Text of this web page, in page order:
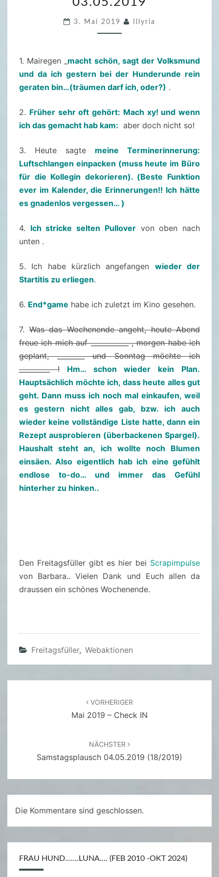
2
E
I
T
G
S
Ü
L
L
E
R
0
0
2
1
9
3. Mai 2019 Illyria
1. Mairegen _ macht schön, sagt der Volksmund
und da ich gestern bei der Hunderunde rein
geraten bin…(träumen darf ich, oder?) .
2. Früher sehr oft gehört: Mach xy! und wenn
ich das gemacht hab kam: aber doch nicht so!
3. Heute sagte meine Terminerinnerung:
Luftschlangen einpacken (muss heute im Büro
für die Kollegin dekorieren). (Beste Funktion
ever im Kalender, die Erinnerungen!! Ich hätte
es gnadenlos vergessen… )
4. Ich stricke selten Pullover von oben nach
unten .
5. Ich habe kürzlich angefangen wieder der
Startitis zu erliegen.
6. End*game habe ich zuletzt im Kino gesehen.
7.Was das Wochenende angeht, heute Abend
freue ich mich auf ___________ , morgen habe ich
geplant, ________ und Sonntag möchte ich
_________ !Hm… schon wieder kein Plan.
Hauptsächlich möchte ich, dass heute alles gut
geht. Dann muss ich noch mal einkaufen, weil
es gestern nicht alles gab, bzw. ich auch
wieder keine vollständige Liste hatte, dann ein
Rezept ausprobieren (überbackenen Spargel).
Haushalt steht an, ich wollte noch Blumen
einsäen. Also eigentlich hab ich eine gefühlt
endlose to-do… und immer das Gefühl
hinterher zu hinken..
Den Freitagsfüller gibt es hier bei Scrapimpulse
von Barbara.. Vielen Dank und Euch allen da
draussen ein schönes Wochenende.
Freitagsfüller, Webaktionen
VORHERIGER
Mai 2019 – Check IN
NÄCHSTER
Samstagsplausch 04.05.2019 (18/2019)
Die Kommentare sind geschlossen.
FRAU HUND…….LUNA…. (FEB 2010 -OKT 2024)